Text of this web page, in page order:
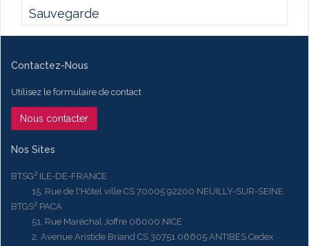
Sauvegarde
Contactez-Nous
Utilisez le formulaire de contact
Nous contacter
Nos Sites
BTSG² ILE-DE-FRANCE
15, Rue de l'Hôtel ville CS 70005 92200 NEUILLY-SUR-SEINE
BTGS² PACA
51, Rue Maréchal Joffre 06000 NICE
2, Avenue Aristide Briand CS 30751 06605 ANTIBES Cedex